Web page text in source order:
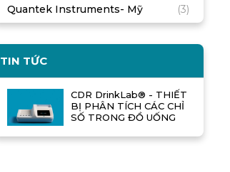
Quantek Instruments- Mỹ (3)
TIN TỨC
CDR DrinkLab® - THIẾT
BỊ PHÂN TÍCH CÁC CHỈ
SỐ TRONG ĐỒ UỐNG